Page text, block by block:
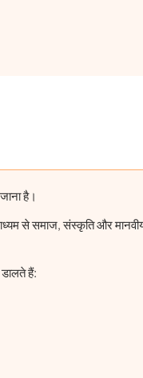
है।
से समाज, संस्कृति और
हैं: